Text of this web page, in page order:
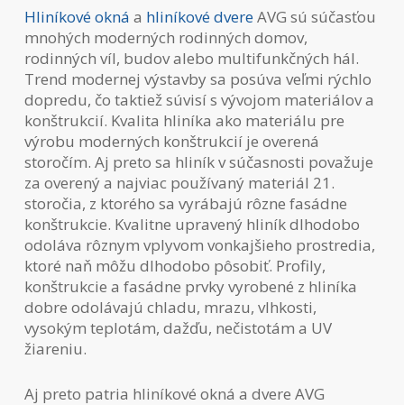
Hliníkové okná a hliníkové dvereAVG sú súčasťou
mnohých moderných rodinných domov,
rodinných víl, budov alebo multifunkčných hál.
Trend modernej výstavby sa posúva veľmi rýchlo
dopredu, čo taktiež súvisí s vývojom materiálov a
konštrukcií. Kvalita hliníka ako materiálu pre
výrobu moderných konštrukcií je overená
storočím. Aj preto sa hliník v súčasnosti považuje
za overený a najviac používaný materiál 21.
storočia, z ktorého sa vyrábajú rôzne fasádne
konštrukcie. Kvalitne upravený hliník dlhodobo
odoláva rôznym vplyvom vonkajšieho prostredia,
ktoré naň môžu dlhodobo pôsobiť. Profily,
konštrukcie a fasádne prvky vyrobené z hliníka
dobre odolávajú chladu, mrazu, vlhkosti,
vysokým teplotám, dažďu, nečistotám a UV
žiareniu.
Aj preto patria hliníkové okná a dvere AVG